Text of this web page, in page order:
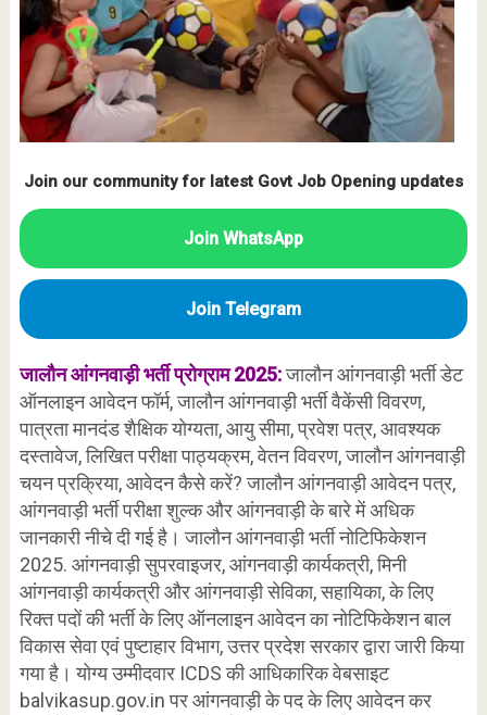
Join our community for latest Govt Job Opening updates
Join WhatsApp
Join Telegram
जालौन आंगनवाड़ी भर्ती प्रोग्राम 2025:जालौन आंगनवाड़ी भर्ती डेट
ऑनलाइन आवेदन फॉर्म, जालौन आंगनवाड़ी भर्ती वैकेंसी विवरण,
पात्रता मानदंड शैक्षिक योग्यता, आयु सीमा, प्रवेश पत्र, आवश्यक
दस्तावेज, लिखित परीक्षा पाठ्यक्रम, वेतन विवरण, जालौन आंगनवाड़ी
चयन प्रक्रिया, आवेदन कैसे करें? जालौन आंगनवाड़ी आवेदन पत्र,
आंगनवाड़ी भर्ती परीक्षा शुल्क और आंगनवाड़ी के बारे में अधिक
जानकारी नीचे दी गई है। जालौन आंगनवाड़ी भर्ती नोटिफिकेशन
2025. आंगनवाड़ी सुपरवाइजर, आंगनवाड़ी कार्यकत्री, मिनी
आंगनवाड़ी कार्यकत्री और आंगनवाड़ी सेविका, सहायिका, के लिए
रिक्त पदों की भर्ती के लिए ऑनलाइन आवेदन का नोटिफिकेशन बाल
विकास सेवा एवं पुष्टाहार विभाग, उत्तर प्रदेश सरकार द्वारा जारी किया
गया है। योग्य उम्मीदवार ICDS की आधिकारिक वेबसाइट
balvikasup.gov.in पर आंगनवाड़ी के पद के लिए आवेदन कर